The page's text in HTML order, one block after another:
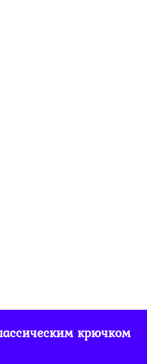
крючком